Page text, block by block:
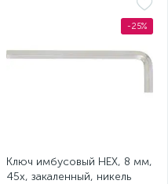
-25%
Ключ имбусовый HEX, 8 мм,
45x, закаленный, никель